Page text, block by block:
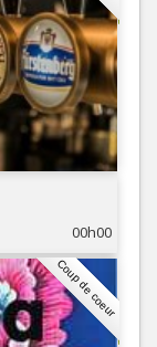
00h00
Coup de coeur